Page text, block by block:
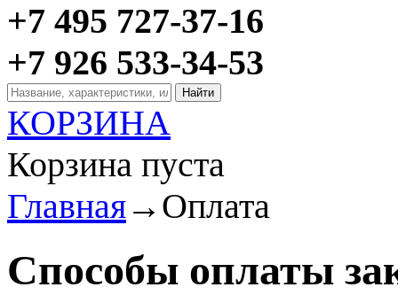
+7 495 727-37-16
+7 926 533-34-53
КОРЗИНА
Корзина пуста
Главная→ Оплата
Способы оплаты